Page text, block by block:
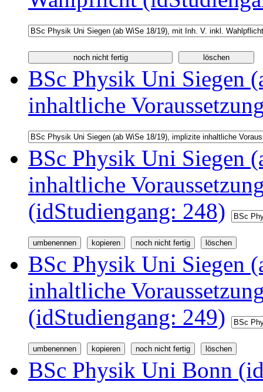
BSc Physik Uni Siegen
inhaltliche
BSc Physik Uni Siegen
inhaltliche
(idStudiengang: 248)
BSc Physik Uni Siegen
inhaltliche
(idStudiengang: 249)
BSc Physik Uni Bonn